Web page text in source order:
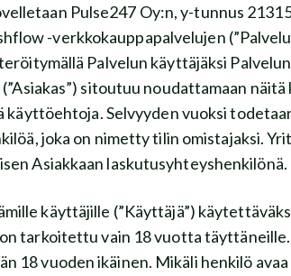
Pulse247 Oy:n, y-tunnus
-verkkokauppapalvelujen
Palvelun käyttäjäksi
sitoutuu noudattamaan
käyttöehtoja. Selvyyden vuoksi
joka on nimetty tilin omistajaksi.
Asiakkaan laskutusyhteyshenkilönä.
käyttäjille (”Käyttäjä”)
tarkoitettu vain 18 vuotta
18 vuoden ikäinen. Mikäli henkilö